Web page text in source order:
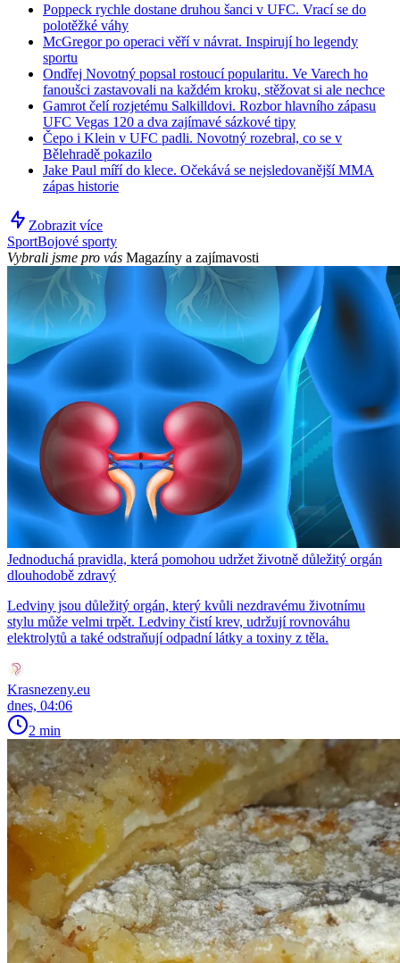
Poppeck rychle dostane druhou šanci v UFC. Vrací se do
polotěžké váhy
McGregor po operaci věří v návrat. Inspirují ho legendy
sportu
Ondřej Novotný popsal rostoucí popularitu. Ve Varech ho
fanoušci zastavovali na každém kroku, stěžovat si ale nechce
Gamrot čelí rozjetému Salkilldovi. Rozbor hlavního zápasu
UFC Vegas 120 a dva zajímavé sázkové tipy
Čepo i Klein v UFC padli. Novotný rozebral, co se v
Bělehradě pokazilo
Jake Paul míří do klece. Očekává se nejsledovanější MMA
zápas historie
Zobrazit více
SportBojové sporty
Vybrali jsme pro vás Magazíny a zajímavosti
Jednoduchá pravidla, která pomohou udržet životně důležitý orgán
dlouhodobě zdravý
Ledviny jsou důležitý orgán, který kvůli nezdravému životnímu
stylu může velmi trpět. Ledviny čistí krev, udržují rovnováhu
elektrolytů a také odstraňují odpadní látky a toxiny z těla.
Krasnezeny.eu
dnes, 04:06
2 min